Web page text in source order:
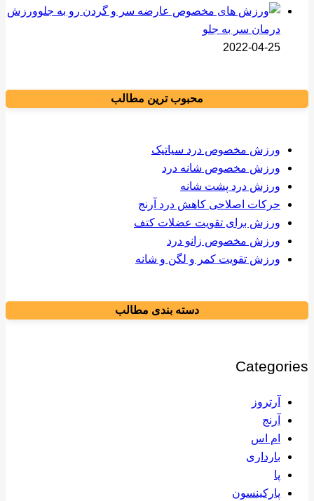
ورزش
درمان سر به جلو
2022-04-25
محبوب ترین مطالب
ورزش مخصوص درد سیاتیک
ورزش مخصوص شانه درد
ورزش درد پشت شانه
حرکات اصلاحی کاهش درد آرنج
ورزش برای تقویت عضلات کتف
ورزش مخصوص زانو درد
ورزش تقویت کمر و لگن و شانه
دسته بندی مطالب
Categories
آرتروز
آرنج
ام اس
بارداری
پا
پارکینسون